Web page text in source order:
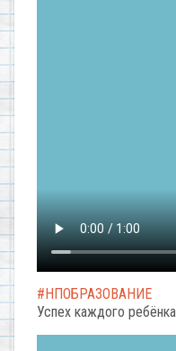
#НПОБРАЗОВАНИЕ
Успех каждого